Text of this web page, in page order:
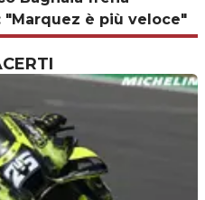
"Marquez è più veloce"